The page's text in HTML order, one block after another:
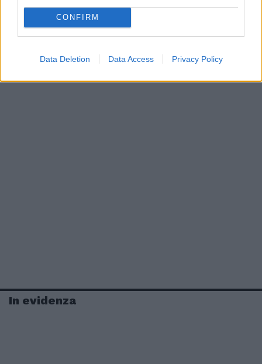
CONFIRM
Data Deletion Data Access Privacy Policy
In evidenza